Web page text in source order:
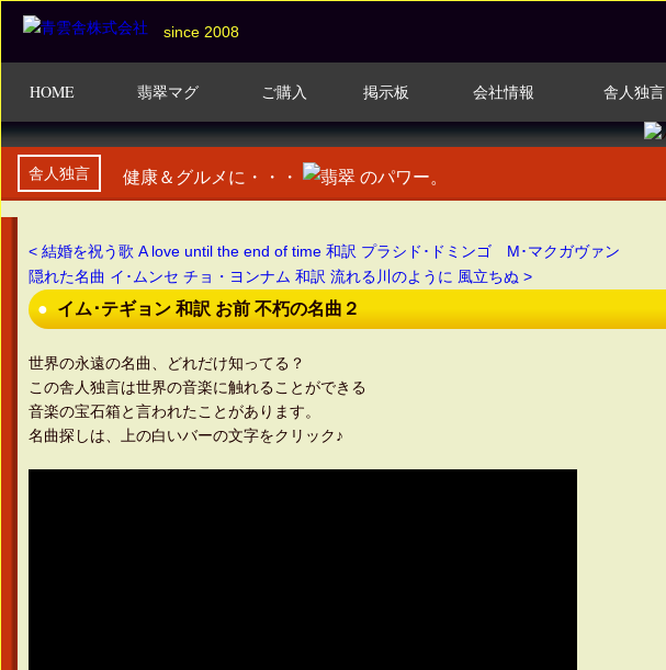
since 2008
HOME 翡翠マグ ご購入 掲示板 会社情報 舎人独言
舎人独言 健康＆グルメに・・・ のパワー。
< 結婚を祝う歌 A love until the end of time 和訳 プラシド･ドミンゴ M･マクガヴァン
隠れた名曲 イ･ムンセ チョ・ヨンナム 和訳 流れる川のように 風立ちぬ >
イム･テギョン 和訳 お前 不朽の名曲２
世界の永遠の名曲、どれだけ知ってる？
この舎人独言は世界の音楽に触れることができる
音楽の宝石箱と言われたことがあります。
名曲探しは、上の白いバーの文字をクリック♪